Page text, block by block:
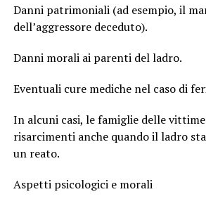
Danni patrimoniali (ad esempio, il
dell’aggressore deceduto).
Danni morali ai parenti del ladro.
Eventuali cure mediche nel caso di
In alcuni casi, le famiglie delle
risarcimenti anche quando il ladro
un reato.
Aspetti psicologici e morali